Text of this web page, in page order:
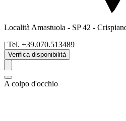
Località Amastuola - SP 42 -
| Tel. +39.070.513489
Verifica disponibilità
A colpo d'occhio